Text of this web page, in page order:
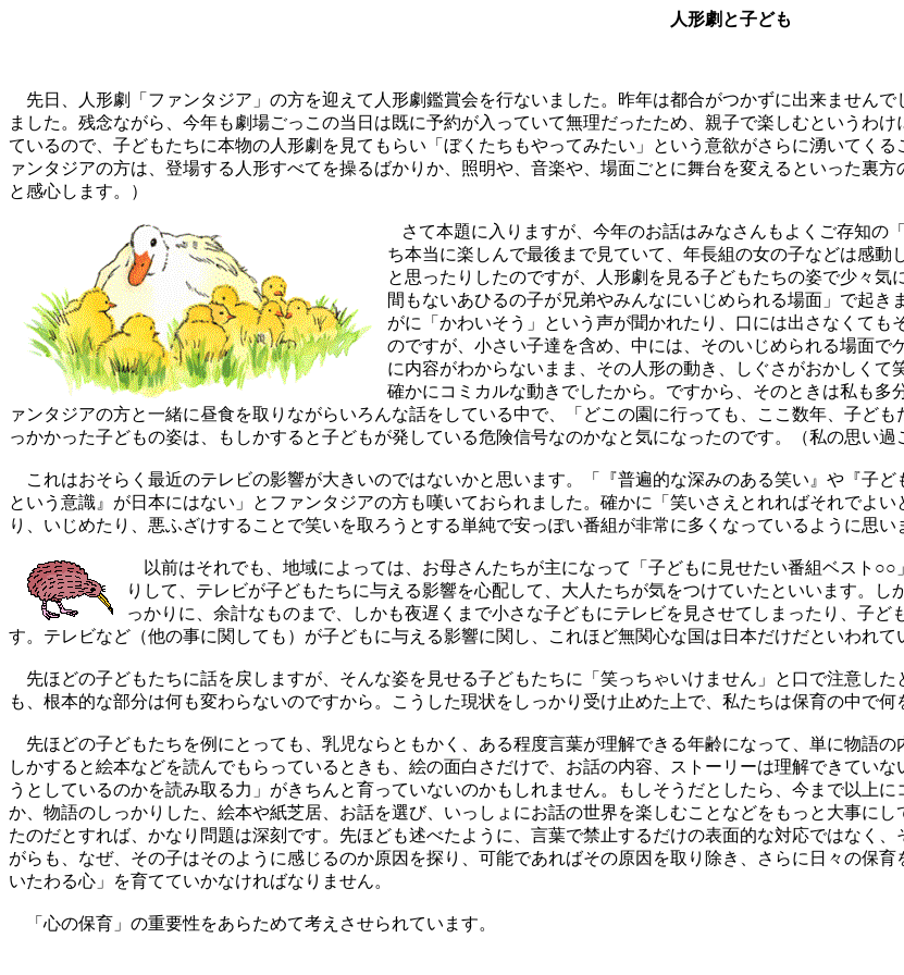
人形劇と子ども
先日、人形劇「ファンタジア」の方を迎えて人形劇鑑賞会を行ないました。昨年は都合がつかずに出来ません
ました。残念ながら、今年も劇場ごっこの当日は既に予約が入っていて無理だったため、親子で楽しむというわ
ているので、子どもたちに本物の人形劇を見てもらい「ぼくたちもやってみたい」という意欲がさらに湧いてく
ァンタジアの方は、登場する人形すべてを操るばかりか、照明や、音楽や、場面ごとに舞台を変えるといった裏
と感心します。）
さて本題に入りますが、今年のお話はみなさんもよくご存知の
ち本当に楽しんで最後まで見ていて、年長組の女の子などは感
と思ったりしたのですが、人形劇を見る子どもたちの姿で少々
間もないあひるの子が兄弟やみんなにいじめられる場面」で起
がに「かわいそう」という声が聞かれたり、口には出さなくて
のですが、小さい子達を含め、中には、そのいじめられる場面
に内容がわからないまま、その人形の動き、しぐさがおかしくて
確かにコミカルな動きでしたから。ですから、そのときは私も
ァンタジアの方と一緒に昼食を取りながらいろんな話をしている中で、「どこの園に行っても、ここ数年、子ど
っかかった子どもの姿は、もしかすると子どもが発している危険信号なのかなと気になったのです。（私の思い過
これはおそらく最近のテレビの影響が大きいのではないかと思います。「『普遍的な深みのある笑い』や『子
という意識』が日本にはない」とファンタジアの方も嘆いておられました。確かに「笑いさえとれればそれでよ
り、いじめたり、悪ふざけすることで笑いを取ろうとする単純で安っぽい番組が非常に多くなっているように思い
以前はそれでも、地域によっては、お母さんたちが主になって「子どもに見せたい番組ベスト
りして、テレビが子どもたちに与える影響を心配して、大人たちが気をつけていたといいます。
っかりに、余計なものまで、しかも夜遅くまで小さな子どもにテレビを見させてしまったり、子
す。テレビなど（他の事に関しても）が子どもに与える影響に関し、これほど無関心な国は日本だけだといわれて
先ほどの子どもたちに話を戻しますが、そんな姿を見せる子どもたちに「笑っちゃいけません」と口で注意し
も、根本的な部分は何も変わらないのですから。こうした現状をしっかり受け止めた上で、私たちは保育の中で
先ほどの子どもたちを例にとっても、乳児ならともかく、ある程度言葉が理解できる年齢になって、単に物語
しかすると絵本などを読んでもらっているときも、絵の面白さだけで、お話の内容、ストーリーは理解できてい
うとしているのかを読み取る力」がきちんと育っていないのかもしれません。もしそうだとしたら、今まで以上
か、物語のしっかりした、絵本や紙芝居、お話を選び、いっしょにお話の世界を楽しむことなどをもっと大事に
たのだとすれば、かなり問題は深刻です。先ほども述べたように、言葉で禁止するだけの表面的な対応ではなく
がらも、なぜ、その子はそのように感じるのか原因を探り、可能であればその原因を取り除き、さらに日々の保
いたわる心」を育てていかなければなりません。
「心の保育」の重要性をあらためて考えさせられています。